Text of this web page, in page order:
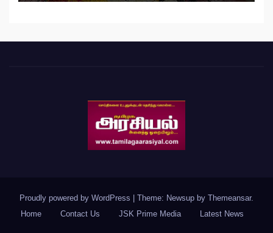
Proudly powered by WordPress Theme: Newsup by Themeansar.
Home
Contact Us JSK Prime Media Latest News